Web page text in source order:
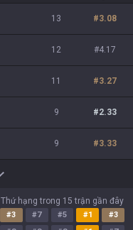
13 #3.08
12 #4.17
11 #3.27
9 #2.33
9 #3.33
Thứ hạng trong 15 trận gần đây
#3 #7 #5 #1 #3